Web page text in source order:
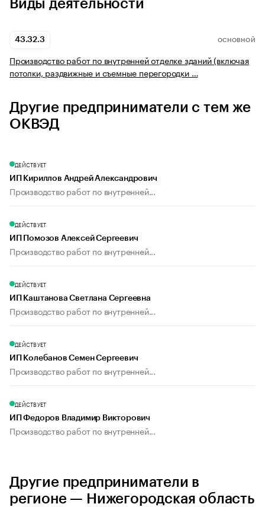
Виды деятельности
43.32.3 ОСНОВНОЙ
Производство работ по внутренней отделке зданий (включая
потолки, раздвижные и съемные перегородки …
Другие предприниматели с тем же
ОКВЭД
ДЕЙСТВУЕТ
ИП Кириллов Андрей Александрович
Производство работ по внутренней...
ДЕЙСТВУЕТ
ИП Помозов Алексей Сергеевич
Производство работ по внутренней...
ДЕЙСТВУЕТ
ИП Каштанова Светлана Сергеевна
Производство работ по внутренней...
ДЕЙСТВУЕТ
ИП Колебанов Семен Сергеевич
Производство работ по внутренней...
ДЕЙСТВУЕТ
ИП Федоров Владимир Викторович
Производство работ по внутренней...
Другие предприниматели в
регионе — Нижегородская область